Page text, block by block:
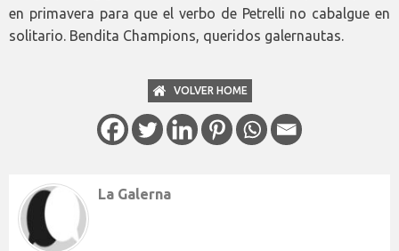
en primavera para que el verbo de Petrelli no cabalgue en
solitario. Bendita Champions, queridos galernautas.
VOLVER HOME
La Galerna